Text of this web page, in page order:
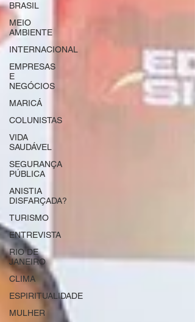
BRASIL
MEIO
AMBIENTE
INTERNACIONAL
EMPRESAS
E
NEGÓCIOS
MARICÁ
COLUNISTAS
VIDA
SAUDÁVEL
SEGURANÇA
PÚBLICA
ANISTIA
DISFARÇADA?
TURISMO
ENTREVISTA
RIO DE
JANEIRO
CLIMA
ESPIRITUALIDADE
MULHER